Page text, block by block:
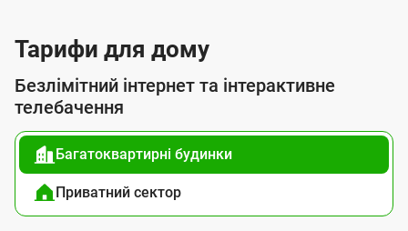
Тарифи для дому
Безлімітний інтернет та інтерактивне
телебачення
Багатоквартирні будинки
Приватний сектор